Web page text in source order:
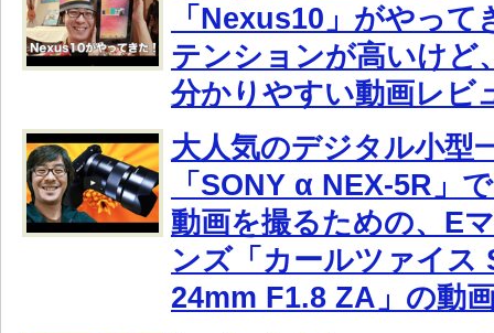
「Nexus10」がやって
テンションが高いけど
分かりやすい動画レビ
大人気のデジタル小型
「SONY α NEX-5R」
動画を撮るための、E
ンズ「カールツァイス
24mm F1.8 ZA」の動